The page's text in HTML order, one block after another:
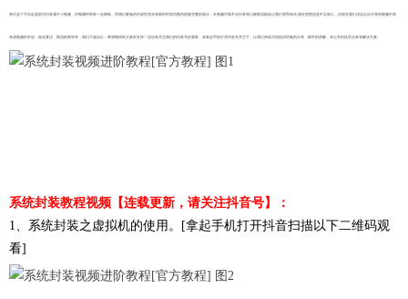
有往这个方向走是因为抖音属于小视频，对视频时间有一定限制，而我们要做的内容性质在有限的时间范围内很难完整的展示，长视频可能不合抖音胃口被限流因此让我们望而却步,现在想想还是不忘初心，但现在我们决定以后分享的视频不再
考虑视频的长短，推送算法，限流机制等等，我们只做自己，希望能得到大家的支持！还没有关注我们的抖音号的童鞋，请拿起手机打开抖音先关注下，让我们持续为您提供经验的分享，细节的讲解，未公开的技术分析等解决方案。
系统封装教程视频【连载更新，请关注抖音号】：
1、系统封装之虚拟机的使用。[拿起手机打开抖音扫描以下二维码观
看]